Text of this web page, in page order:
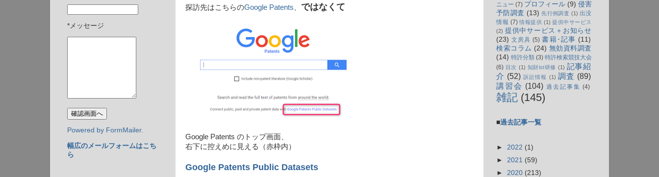
探訪先はこちらのGoogle Patents ではなくて
Google Patents のトップ画面、
右下に控えめに見える（赤枠内）
Google Patents Public Datasets
*メッセージ
Powered by FormMailer.
幅広のメールフォームはこち
ら
ニュー (7) プロフィール (9) 侵害
予防調査 (13) 先行例調査 (1) 出没
情報 (7) 情報提供 (1) 提供中サービス
(2) 提供中サービス＋お知らせ
(23) 文房具 (5) 書籍･記事 (11)
検索コラム (24) 無効資料調査
(14) 特許分類 (3) 特許検索競技大会
(6) 目次 (1) 知財ist研修 (1) 記事紹
介 (52) 訴訟情報 (1) 調査 (89)
講習会 (104) 過去記事集 (4)
雑記 (145)
■過去記事一覧
► 2022 (1)
► 2021 (59)
► 2020 (213)